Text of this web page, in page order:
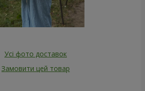
Усі фото доставок
Замовити цей товар